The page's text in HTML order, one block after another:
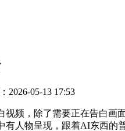
2026-05-13 17:53
，除了需要正在告白画
人物呈现，跟着AI东西